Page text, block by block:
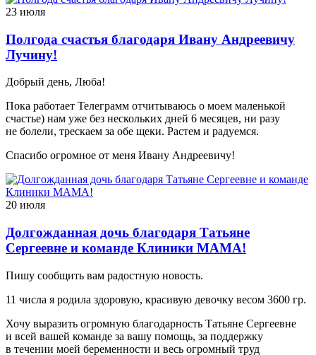
23 июля
Полгода счастья благодаря Ивану Андреевичу
Лучину!
Добрый день, Люба!
Пока работает Телеграмм отчитываюсь о моем маленькой
счастье) нам уже без нескольких дней 6 месяцев, ни разу
не болели, трескаем за обе щеки. Растем и радуемся.
Спасибо огромное от меня Ивану Андреевичу!
20 июля
Долгожданная дочь благодаря Татьяне
Сергеевне и команде Клиники МАМА!
Пишу сообщить вам радостную новость.
11 числа я родила здоровую, красивую девочку весом 3600 гр.
Хочу выразить огромную благодарность Татьяне Сергеевне
и всей вашей команде за вашу помощь, за поддержку
в течении моей беременности и весь огромный труд